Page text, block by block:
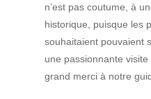
n’est pas coutume, à
historique, puisque les
souhaitaient pouvaient
une passionnante visite
grand merci à notre